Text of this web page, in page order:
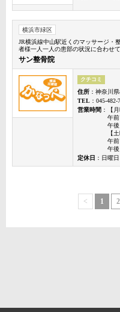
横浜市緑区
JR横浜線中山駅近くのマッサージ・
者様一人一人の患部の状況に合わせ
サン整骨院
クチコミ
住所 ：神奈川
TEL ：045-482-
営業時間 ：【
午前
午後
【
午前
午
定休日 ：日曜
< 1 2